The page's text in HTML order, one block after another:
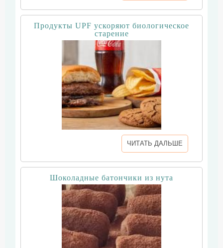
Продукты UPF ускоряют биологическое
старение
ЧИТАТЬ ДАЛЬШЕ
Шоколадные батончики из нута